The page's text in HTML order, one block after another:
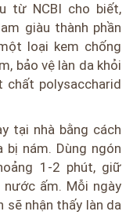
từ NCBI cho biết,
giàu thành phần
loại kem chống
bảo vệ làn da khỏi
polysaccharid
tại nhà bằng cách
nám. Dùng ngón
1-2 phút, giữ
ấm. Mỗi ngày
sẽ nhận thấy làn da